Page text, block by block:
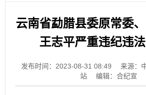
云南省勐腊县委原常委
王志平严重违纪违
发布时间：2023-08-31 08:49
来源：
站
编辑：合纪宣